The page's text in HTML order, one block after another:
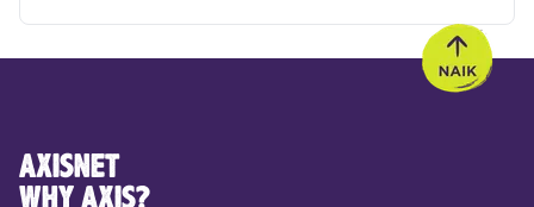
AXISNET
WHY AXIS?